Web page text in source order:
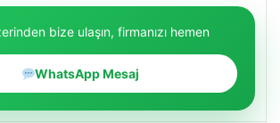
bize ulaşın, firmanızı hemen
WhatsApp Mesaj